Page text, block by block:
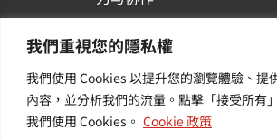
我們重視您的隱私權
我們使用 Cookies 以提升您的瀏覽體驗、提
內容，並分析我們的流量。點擊「接受所有
我們使用 Cookies。 Cookie 政策
台应用
其他/增
值服务